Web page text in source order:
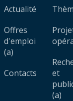
Actualité
Offres
d'emploi
(a)
Contacts
et
(a)